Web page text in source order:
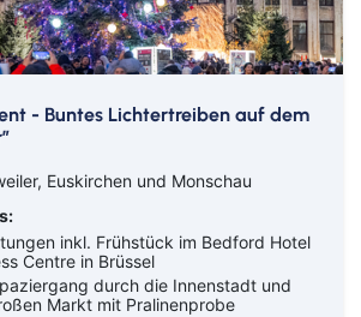
- Buntes Lichtertreiben auf dem
Euskirchen und Monschau
inkl. Frühstück im Bedford Hotel
Centre in Brüssel
durch die Innenstadt und
Markt mit Pralinenprobe